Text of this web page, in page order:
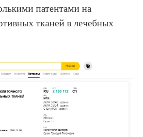
патентами на
тканей в лечебных